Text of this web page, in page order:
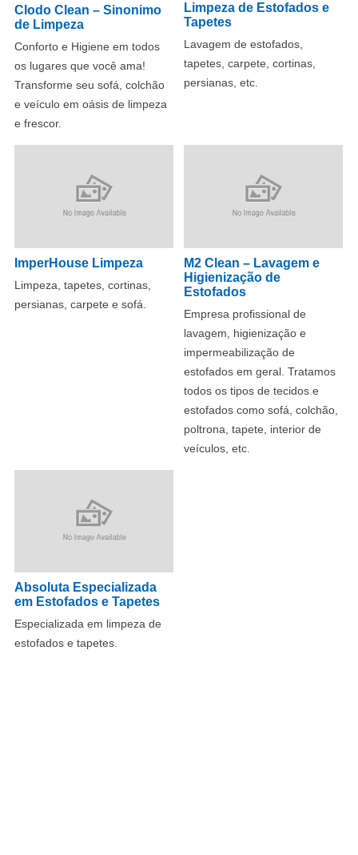
Clodo Clean – Sinonimo
de Limpeza
Conforto e Higiene em todos
os lugares que você ama!
Transforme seu sofá, colchão
e veículo em oásis de limpeza
e frescor.
Limpeza de Estofados e
Tapetes
Lavagem de estofados,
tapetes, carpete, cortinas,
persianas, etc.
ImperHouse Limpeza
Limpeza, tapetes, cortinas,
persianas, carpete e sofá.
M2 Clean – Lavagem e
Higienização de
Estofados
Empresa profissional de
lavagem, higienização e
impermeabilização de
estofados em geral. Tratamos
todos os tipos de tecidos e
estofados como sofá, colchão,
poltrona, tapete, interior de
veículos, etc.
Absoluta Especializada
em Estofados e Tapetes
Especializada em limpeza de
estofados e tapetes.